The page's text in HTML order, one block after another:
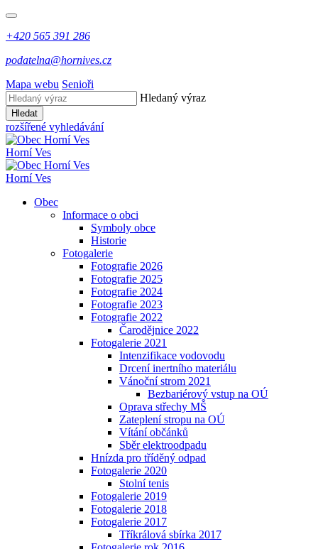
+420 565 391 286
podatelna@hornives.cz
Mapa webu Senioři
Hledaný výraz
Hledat
rozšířené vyhledávání
Horní Ves
Horní Ves
Obec
Informace o obci
Symboly obce
Historie
Fotogalerie
Fotografie 2026
Fotografie 2025
Fotografie 2024
Fotografie 2023
Fotografie 2022
Čarodějnice 2022
Fotogalerie 2021
Intenzifikace vodovodu
Drcení inertního materiálu
Vánoční strom 2021
Bezbariérový vstup na OÚ
Oprava střechy MŠ
Zateplení stropu na OÚ
Vítání občánků
Sběr elektroodpadu
Hnízda pro tříděný odpad
Fotogalerie 2020
Stolní tenis
Fotogalerie 2019
Fotogalerie 2018
Fotogalerie 2017
Tříkrálová sbírka 2017